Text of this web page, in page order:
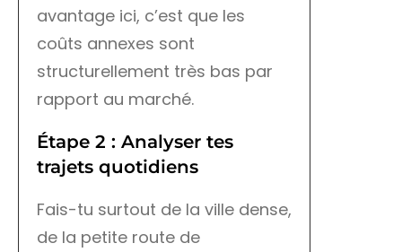
avantage ici, c’est que les
coûts annexes sont
structurellement très bas par
rapport au marché.
Étape 2 : Analyser tes
trajets quotidiens
Fais-tu surtout de la ville dense,
de la petite route de